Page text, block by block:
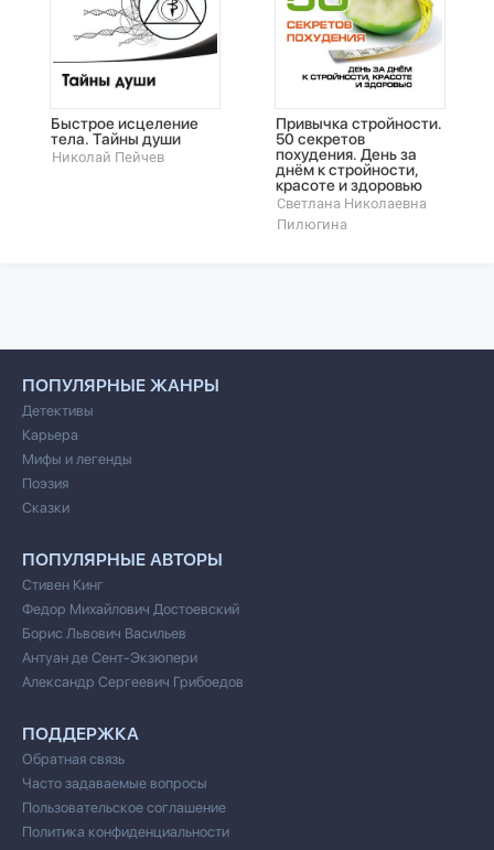
Быстрое исцеление
тела. Тайны души
Николай Пейчев
Привычка стройности.
50 секретов
похудения. День за
днём к стройности,
красоте и здоровью
Светлана Николаевна
Пилюгина
ПОПУЛЯРНЫЕ ЖАНРЫ
Детективы
Карьера
Мифы и легенды
Поэзия
Сказки
ПОПУЛЯРНЫЕ АВТОРЫ
Стивен Кинг
Федор Михайлович Достоевский
Борис Львович Васильев
Антуан де Сент-Экзюпери
Александр Сергеевич Грибоедов
ПОДДЕРЖКА
Обратная связь
Часто задаваемые вопросы
Пользовательское соглашение
Политика конфиденциальности